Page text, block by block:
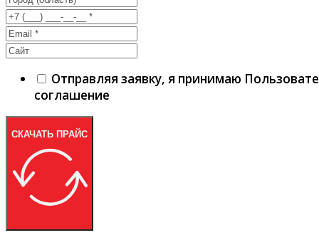
Отправляя заявку, я принимаю
соглашение
СКАЧАТЬ ПРАЙС